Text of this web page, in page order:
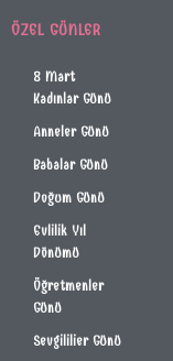
ÖZEL GÜNLER
8 Mart
Kadınlar Günü
Anneler Günü
Babalar Günü
Doğum Günü
Evlilik Yıl
Dönümü
Öğretmenler
Günü
Sevgililier Günü